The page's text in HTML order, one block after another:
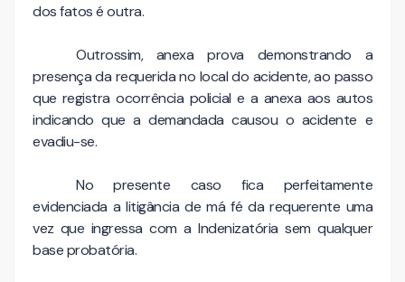
dos fatos é outra.
Outrossim, anexa prova demonstrando a
presença da requerida no local do acidente, ao passo
que registra ocorrência policial e a anexa aos autos
indicando que a demandada causou o acidente e
evadiu-se.
No presente caso fica perfeitamente
evidenciada a litigância de má fé da requerente uma
vez que ingressa com a Indenizatória sem qualquer
base probatória.